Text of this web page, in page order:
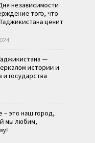
независимости
того, что
ценит
—
истории и
государства
– это наш город,
мы любим,